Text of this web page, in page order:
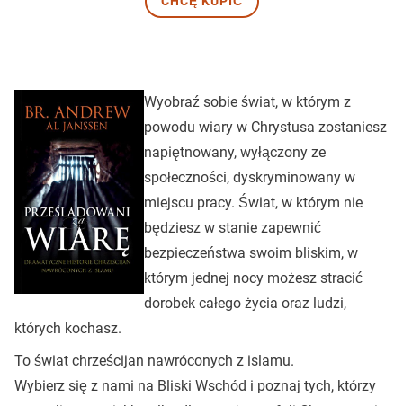
Wyobraź sobie świat, w którym z
powodu wiary w Chrystusa zostaniesz
napiętnowany, wyłączony ze
społeczności, dyskryminowany w
miejscu pracy. Świat, w którym nie
będziesz w stanie zapewnić
bezpieczeństwa swoim bliskim, w
którym jednej nocy możesz stracić
dorobek całego życia oraz ludzi,
których kochasz.
To świat chrześcijan nawróconych z islamu.
Wybierz się z nami na Bliski Wschód i poznaj tych, którzy